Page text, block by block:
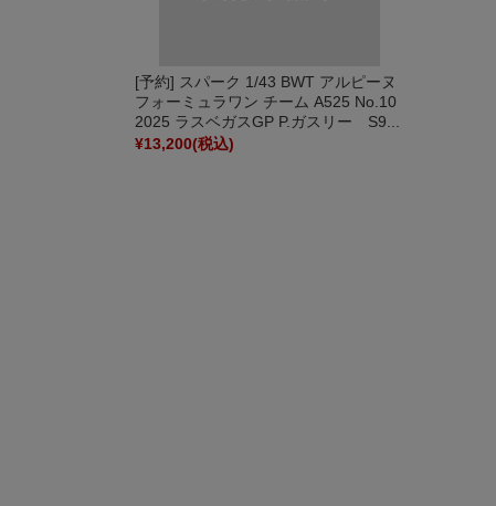
[予約] スパーク 1/43 BWT アルピーヌ
フォーミュラワン チーム A525 No.10
2025 ラスベガスGP P.ガスリー S9...
¥13,200(税込)